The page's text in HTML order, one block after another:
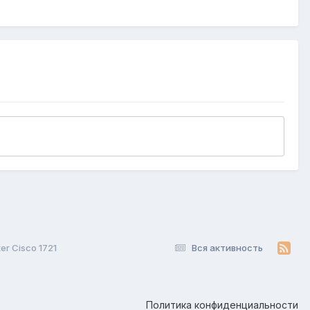
Вся активность
Cisco 1721
Политика конфиденциальности